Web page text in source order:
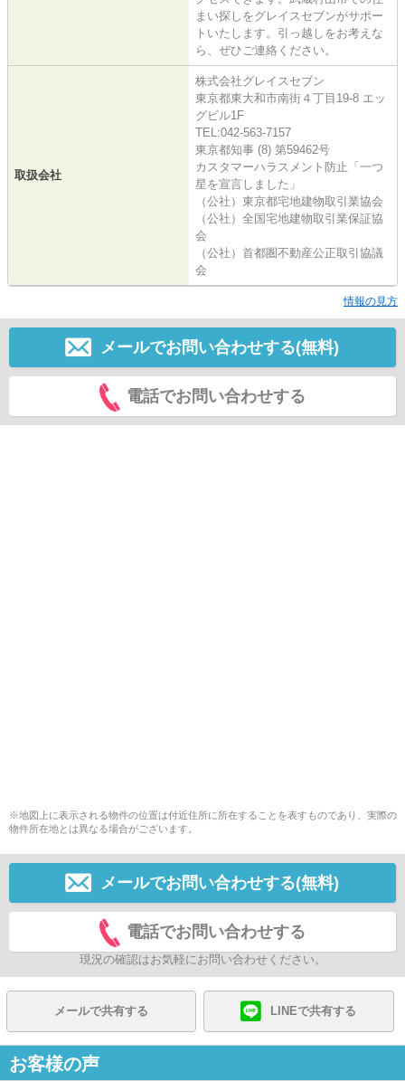
まい探しをグレイスセブンがサポー
トいたします。引っ越しをお考えな
ら、ぜひご連絡ください。
取扱会社
株式会社グレイスセブン
東京都東大和市南街４丁目19-8 エッ
グビル1F
TEL:042-563-7157
東京都知事 (8) 第59462号
カスタマーハラスメント防止「一つ
星を宣言しました」
（公社）東京都宅地建物取引業協会
（公社）全国宅地建物取引業保証協
会
（公社）首都圏不動産公正取引協議
会
情報の見方
メールでお問い合わせする(無料)
電話でお問い合わせする
※地図上に表示される物件の位置は付近住所に所在することを表すものであり、実際の
物件所在地とは異なる場合がございます。
メールでお問い合わせする(無料)
電話でお問い合わせする
現況の確認はお気軽にお問い合わせください。
メールで共有する LINEで共有する
お客様の声